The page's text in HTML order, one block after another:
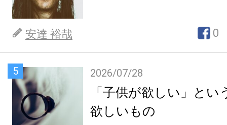
安達 裕哉 0
5 2026/07/28
「子供が欲しい」とい
欲しいもの